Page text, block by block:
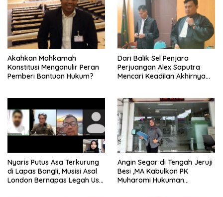
Akahkan Mahkamah
Konstitusi Menganulir Peran
Pemberi Bantuan Hukum?
Dari Balik Sel Penjara
Perjuangan Alex Saputra
Mencari Keadilan Akhirnya
Nyaris Putus Asa Terkurung
di Lapas Bangli, Musisi Asal
London Bernapas Legah Usai
Angin Segar di Tengah Jeruji
Besi ,MA Kabulkan PK
Muharomi Hukuman